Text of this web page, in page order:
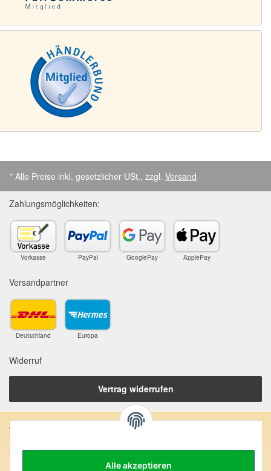
Alle akzeptieren
* Alle Preise inkl. gesetzlicher USt., zzgl. Versand
Zahlungsmöglichkeiten:
Vorkasse PayPal GooglePay ApplePay
Versandpartner
Deutschland Europa
Widerruf
Vertrag widerrufen
Anschrift:
SteinZeitOase